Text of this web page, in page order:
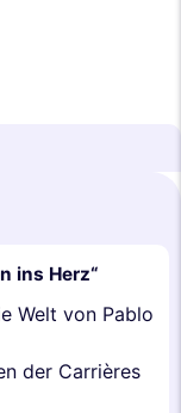
ins Herz“
Welt von Pablo
der Carrières